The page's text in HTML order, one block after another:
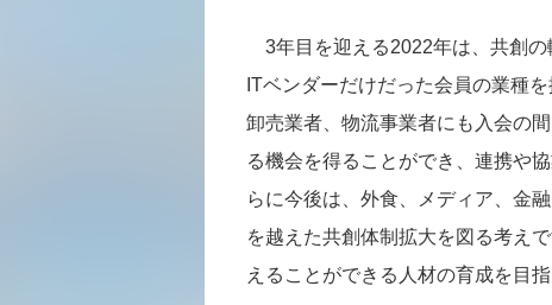
3年目を迎える2022年は、共創の
ITベンダーだけだった会員の業種
卸売業者、物流事業者にも入会の
る機会を得ることができ、連携や
らに今後は、外食、メディア、金
を越えた共創体制拡大を図る考え
えることができる人材の育成を目